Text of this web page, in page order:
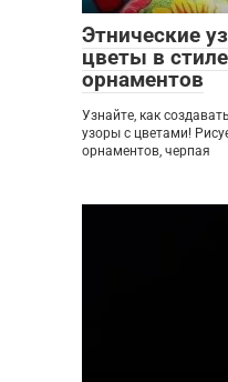
Этнические
цветы в
орнаментов
Узнайте, как
узоры с цветами!
орнаментов, черпая